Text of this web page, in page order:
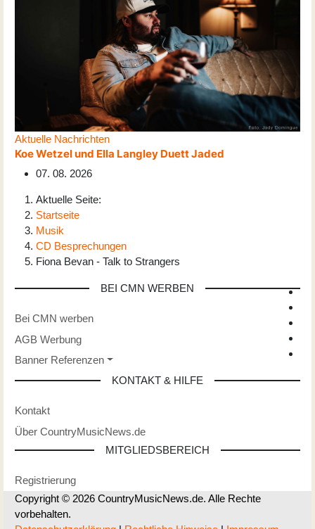
Aktuelle Nachrichten
Koe Wetzel und Ella Langley Duett Jaded
07. 08. 2026
Aktuelle Seite:
Startseite
Musik
CD Besprechungen
Fiona Bevan - Talk to Strangers
BEI CMN WERBEN
Bei CMN werben
AGB Werbung
Banner Referenzen
KONTAKT & HILFE
Kontakt
Über CountryMusicNews.de
MITGLIEDSBEREICH
Registrierung
Copyright © 2026 CountryMusicNews.de. Alle Rechte
vorbehalten.